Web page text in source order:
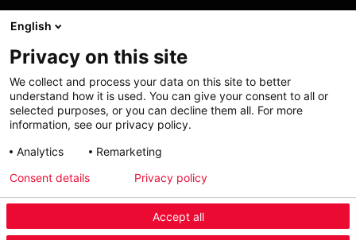
Contatto
My solutions
conform
English
Privacy on this site
We collect and process your data on this site to better
understand how it is used. You can give your consent to all or
selected purposes, or you can decline them all. For more
information, see our privacy policy.
Analytics
Remarketing
Accept all
Consent details Privacy policy